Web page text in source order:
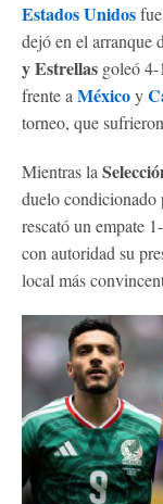
Estados Unidos
dejó en el arranque
y Estrellas goleó 4-
frente a Méxicoy
torneo, que
Mientras la
duelo condicionado
rescató un empate
con autoridad su
local más